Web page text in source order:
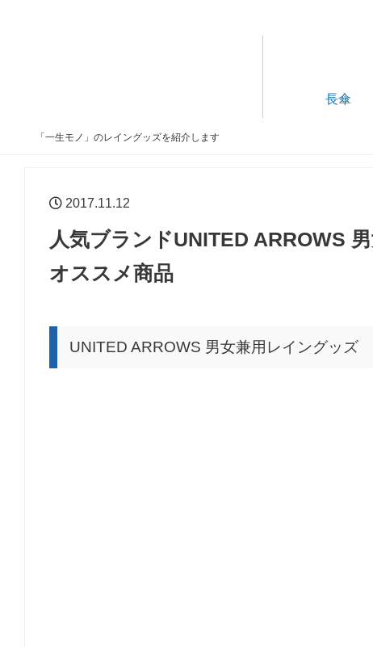
「一生モノ」のレイングッズを紹介します
長傘
2017.11.12
人気ブランドUNITED ARROWS
オススメ商品
UNITED ARROWS 男女兼用レイングッズ